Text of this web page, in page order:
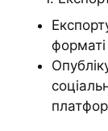
форматі